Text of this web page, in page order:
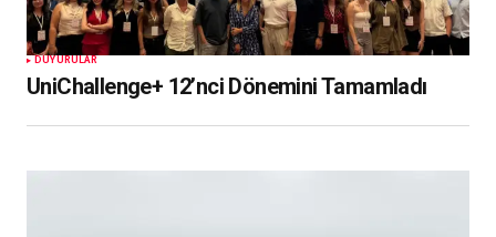
DUYURULAR
UniChallenge+ 12’nci Dönemini Tamamladı